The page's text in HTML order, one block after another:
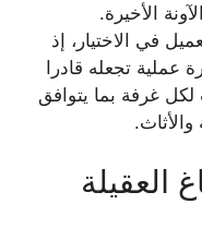
الأخيرة.
في الاختيار، إذ
عملية تجعله قادرا
غرفة بما يتوافق
العقيلة